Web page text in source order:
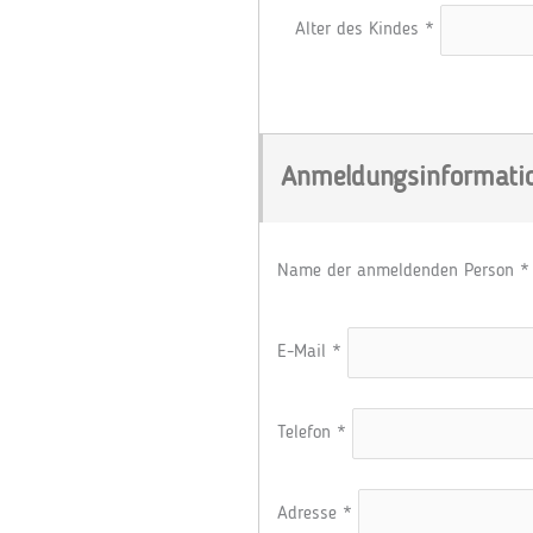
Alter des Kindes *
Name der anmeldenden Person *
E-Mail *
Telefon *
Adresse *